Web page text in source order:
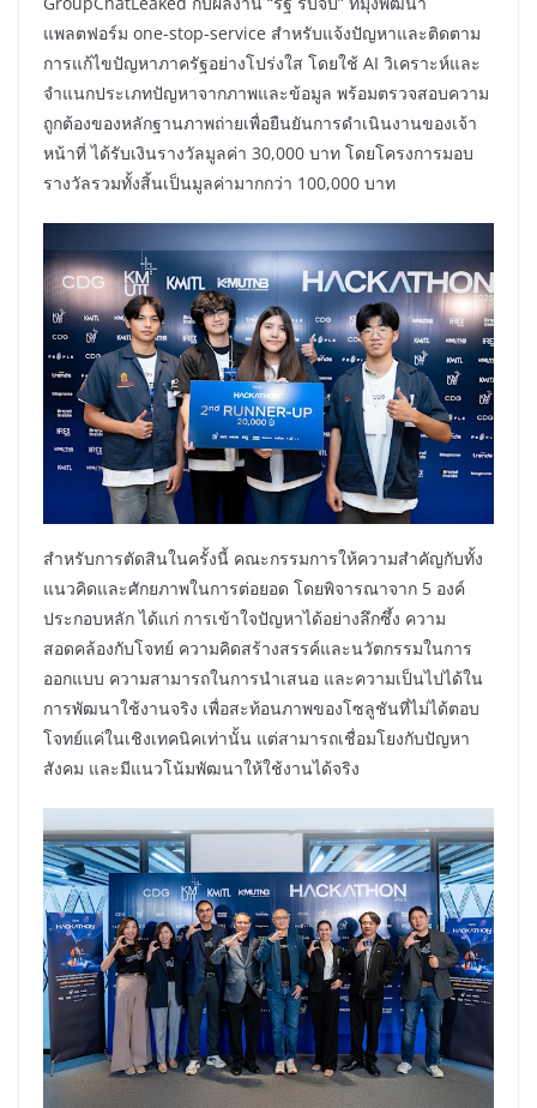
แพลตฟอร์ม one-stop-service สำหรับแจ้งปัญหาและติดตาม
การแก้ไขปัญหาภาครัฐอย่างโปร่งใส โดยใช้ AI วิเคราะห์และ
จำแนกประเภทปัญหาจากภาพและข้อมูล พร้อมตรวจสอบความ
ถูกต้องของหลักฐานภาพถ่ายเพื่อยืนยันการดำเนินงานของเจ้า
หน้าที่ ได้รับเงินรางวัลมูลค่า 30,000 บาท โดยโครงการมอบ
รางวัลรวมทั้งสิ้นเป็นมูลค่ามากกว่า 100,000 บาท
สำหรับการตัดสินในครั้งนี้ คณะกรรมการให้ความสำคัญกับทั้ง
แนวคิดและศักยภาพในการต่อยอด โดยพิจารณาจาก 5 องค์
ประกอบหลัก ได้แก่ การเข้าใจปัญหาได้อย่างลึกซึ้ง ความ
สอดคล้องกับโจทย์ ความคิดสร้างสรรค์และนวัตกรรมในการ
ออกแบบ ความสามารถในการนำเสนอ และความเป็นไปได้ใน
การพัฒนาใช้งานจริง เพื่อสะท้อนภาพของโซลูชันที่ไม่ได้ตอบ
โจทย์แค่ในเชิงเทคนิคเท่านั้น แต่สามารถเชื่อมโยงกับปัญหา
สังคม และมีแนวโน้มพัฒนาให้ใช้งานได้จริง